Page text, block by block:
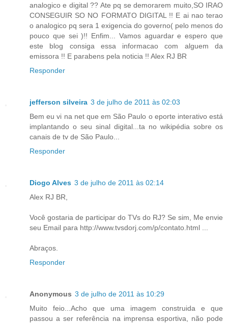
analogico e digital ?? Ate pq se demorarem muito,SO IRAO
CONSEGUIR SO NO FORMATO DIGITAL !! E ai nao terao
o analogico pq sera 1 exigencia do governo( pelo menos do
pouco que sei )!! Enfim... Vamos aguardar e espero que
este blog consiga essa informacao com alguem da
emissora !! E parabens pela noticia !! Alex RJ BR
Responder
jefferson silveira 3 de julho de 2011 às 02:03
Bem eu vi na net que em São Paulo o eporte interativo está
implantando o seu sinal digital...ta no wikipédia sobre os
canais de tv de São Paulo...
Responder
Diogo Alves 3 de julho de 2011 às 02:14
Alex RJ BR,
Você gostaria de participar do TVs do RJ? Se sim, Me envie
seu Email para http://www.tvsdorj.com/p/contato.html ...
Abraços.
Responder
Anonymous 3 de julho de 2011 às 10:29
Muito feio...Acho que uma imagem construida e que
passou a ser referência na imprensa esportiva, não pode